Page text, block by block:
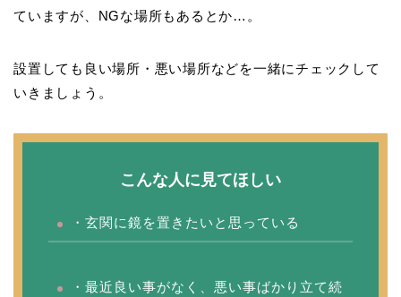
ていますが、NGな場所もあるとか…。
設置しても良い場所・悪い場所などを一緒にチェックして
いきましょう。
こんな人に見てほしい
・玄関に鏡を置きたいと思っている
・最近良い事がなく、悪い事ばかり立て続